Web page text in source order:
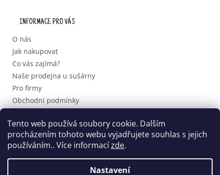
Tento web používá soubory cookie. Dalším
procházením tohoto webu vyjadřujete souhlas s jejich
používáním.. Více informacízde.
Nastavení
INFORMACE PRO VÁS
O nás
Jak nakupovat
Co vás zajímá?
Naše prodejna u sušárny
Pro firmy
Obchodní podmínky